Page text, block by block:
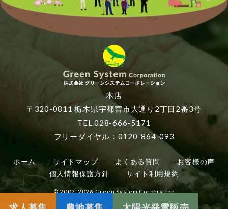
本店
〒320-0811 栃木県宇都宮市大通り2丁目2番3号
TEL.028-666-5171
フリーダイヤル：0120-864-093
ホーム サイトマップ よくある質問
お客様の声
個人情報保護方針
サイト利用規約
© 2002-2026 Green System Corporation